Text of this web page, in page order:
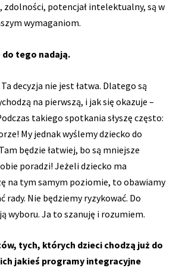
zdolności, potencjał intelektualny, są w
wymaganiom.
do tego nadają.
decyzja nie jest łatwa. Dlatego są
na pierwszą, i jak się okazuje –
takiego spotkania słyszę często:
My jednak wyślemy dziecko do
będzie łatwiej, bo są mniejsze
poradzi! Jeżeli dziecko ma
na tym samym poziomie, to obawiamy
rady. Nie będziemy ryzykować. Do
wyboru. Ja to szanuję i rozumiem.
tych, których dzieci chodzą już do
jakieś programy integracyjne